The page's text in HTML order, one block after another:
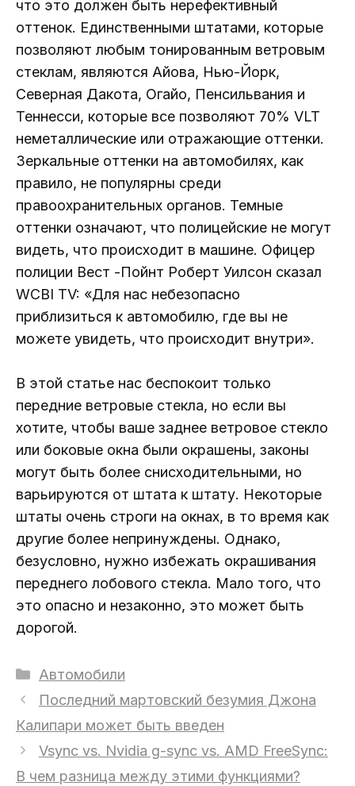
что это должен быть нерефективный
оттенок. Единственными штатами, которые
позволяют любым тонированным ветровым
стеклам, являются Айова, Нью-Йорк,
Северная Дакота, Огайо, Пенсильвания и
Теннесси, которые все позволяют 70% VLT
неметаллические или отражающие оттенки.
Зеркальные оттенки на автомобилях, как
правило, не популярны среди
правоохранительных органов. Темные
оттенки означают, что полицейские не могут
видеть, что происходит в машине. Офицер
полиции Вест -Пойнт Роберт Уилсон сказал
WCBI TV: «Для нас небезопасно
приблизиться к автомобилю, где вы не
можете увидеть, что происходит внутри».
В этой статье нас беспокоит только
передние ветровые стекла, но если вы
хотите, чтобы ваше заднее ветровое стекло
или боковые окна были окрашены, законы
могут быть более снисходительными, но
варьируются от штата к штату. Некоторые
штаты очень строги на окнах, в то время как
другие более непринуждены. Однако,
безусловно, нужно избежать окрашивания
переднего лобового стекла. Мало того, что
это опасно и незаконно, это может быть
дорогой.
Рубрики
Автомобили
Последний мартовский безумия Джона
Калипари может быть введен
Vsync vs. Nvidia g-sync vs. AMD FreeSync:
В чем разница между этими функциями?